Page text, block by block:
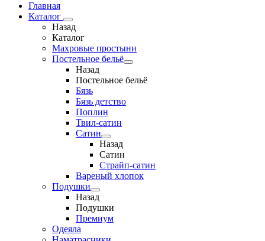
Главная
Каталог
Назад
Каталог
Махровые простыни
Постельное бельё
Назад
Постельное бельё
Бязь
Бязь детство
Поплин
Твил-сатин
Сатин
Назад
Сатин
Страйп-сатин
Вареный хлопок
Подушки
Назад
Подушки
Премиум
Одеяла